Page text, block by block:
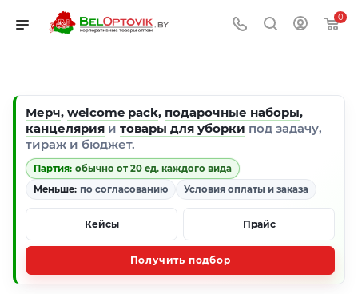
0
Мерч, welcome pack, подарочные наборы,
канцелярия и товары для уборки под задачу,
тираж и бюджет.
Партия: обычно от 20 ед. каждого вида
Меньше: по согласованию Условия оплаты и заказа
Кейсы Прайс
Получить подбор